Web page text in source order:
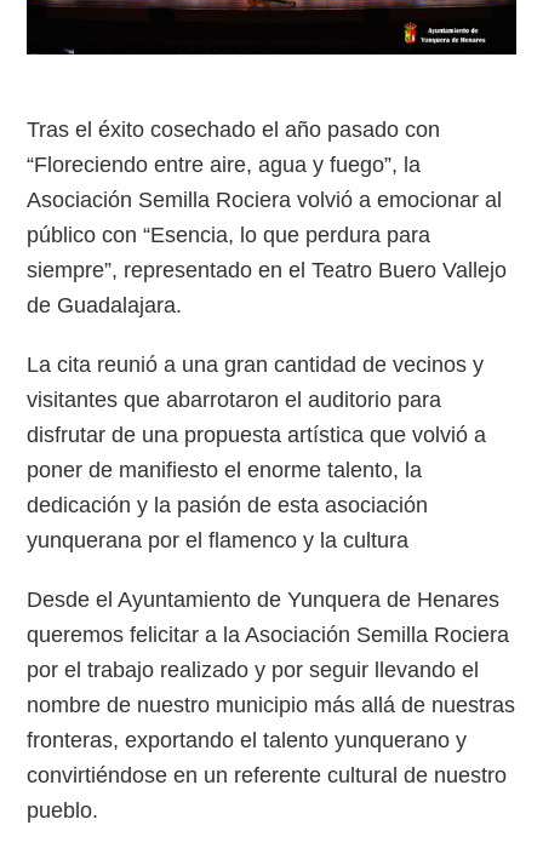
Tras el éxito cosechado el año pasado con
“Floreciendo entre aire, agua y fuego”, la
Asociación Semilla Rociera volvió a emocionar al
público con “Esencia, lo que perdura para
siempre”, representado en el Teatro Buero Vallejo
de Guadalajara.
La cita reunió a una gran cantidad de vecinos y
visitantes que abarrotaron el auditorio para
disfrutar de una propuesta artística que volvió a
poner de manifiesto el enorme talento, la
dedicación y la pasión de esta asociación
yunquerana por el flamenco y la cultura
Desde el Ayuntamiento de Yunquera de Henares
queremos felicitar a la Asociación Semilla Rociera
por el trabajo realizado y por seguir llevando el
nombre de nuestro municipio más allá de nuestras
fronteras, exportando el talento yunquerano y
convirtiéndose en un referente cultural de nuestro
pueblo.